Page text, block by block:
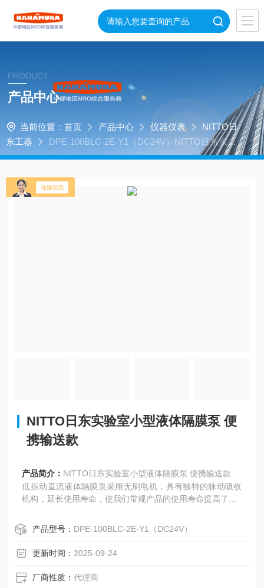
PRODUCT
产品中心
当前位置： 首页 产品中心 仪器仪表
NITTO日
东工器
DPE-100BLC-2E-Y1（DC24V）NITTO日东实验
室小型液体隔膜泵 便携输送款
NITTO日东实验室小型液体隔膜泵 便
携输送款
产品简介： NITTO日东实验室小型液体隔膜泵 便携输送款
低振动直流液体隔膜泵采用无刷电机，具有独特的脉动吸收
机构，延长使用寿命，使我们常规产品的使用寿命提高了约1
尽管体积小，但工作压力范围广，并配有控制功能来控制排
放流量。 它也可以用作气泵或真空泵。
产品型号： DPE-100BLC-2E-Y1（DC24V）
更新时间： 2025-09-24
厂商性质：代理商